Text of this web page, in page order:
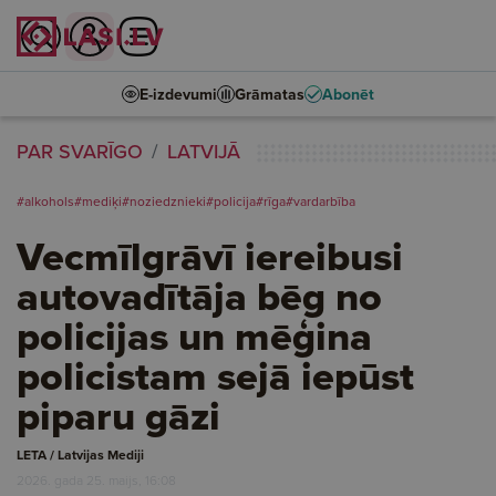
E-izdevumi Grāmatas Abonēt
PAR SVARĪGO LATVIJĀ
#alkohols#mediķi#noziedznieki#policija#rīga#vardarbība
Vecmīlgrāvī iereibusi
autovadītāja bēg no
policijas un mēģina
policistam sejā iepūst
piparu gāzi
LETA / Latvijas Mediji
2026. gada 25. maijs, 16:08